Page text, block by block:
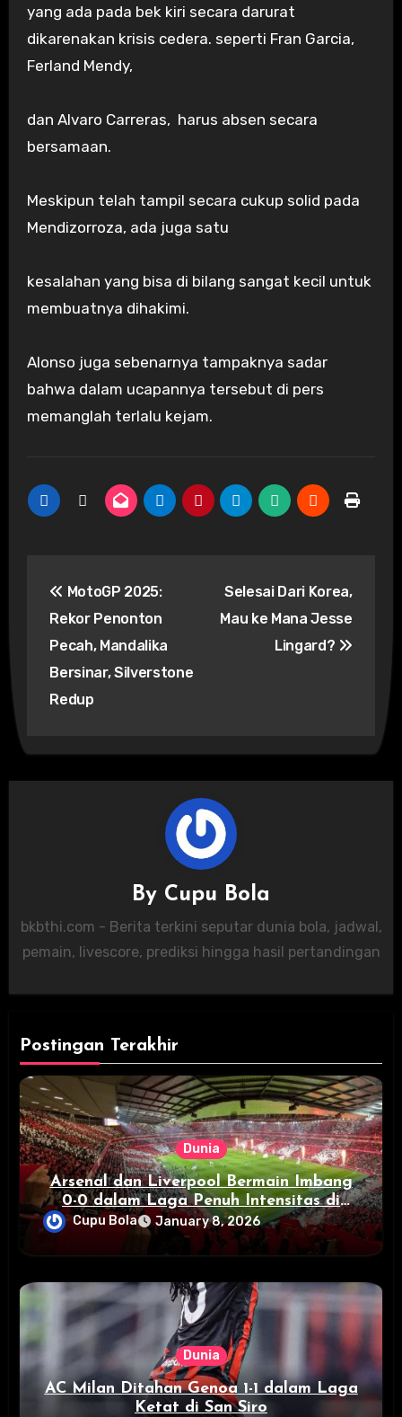
yang ada pada bek kiri secara darurat
dikarenakan krisis cedera. seperti Fran Garcia,
Ferland Mendy,
dan Alvaro Carreras, harus absen secara
bersamaan.
Meskipun telah tampil secara cukup solid pada
Mendizorroza, ada juga satu
kesalahan yang bisa di bilang sangat kecil untuk
membuatnya dihakimi.
Alonso juga sebenarnya tampaknya sadar
bahwa dalam ucapannya tersebut di pers
memanglah terlalu kejam.
navigation
MotoGP 2025:
Rekor Penonton
Pecah, Mandalika
Bersinar, Silverstone
Redup
Selesai Dari Korea,
Mau ke Mana Jesse
Lingard?
By Cupu Bola
bkbthi.com - Berita terkini seputar dunia bola, jadwal,
pemain, livescore, prediksi hingga hasil pertandingan
Postingan Terakhir
Dunia
Arsenal dan Liverpool Bermain Imbang
0-0 dalam Laga Penuh Intensitas di
Emirates Stadium
Cupu Bola January 8, 2026
Dunia
AC Milan Ditahan Genoa 1-1 dalam Laga
Ketat di San Siro